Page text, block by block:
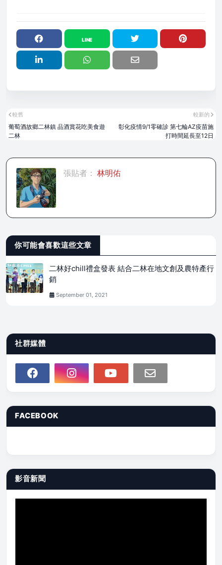
較新的
彰化疫情9/1零確診 第七輪AZ疫苗施
打時間延長至12日
較舊
葡萄酒故鄉二林鎮 品酒賞花吃美食遊
二林
張貼者： 林明佑
你可能會喜歡這些文章
二林好chill禮盒發表 結合二林在地文創及農特產行
銷
September 01, 2021
社群媒體
FACEBOOK
影音新聞